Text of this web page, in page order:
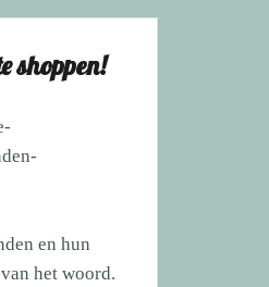
shoppen!
en hun
het woord.